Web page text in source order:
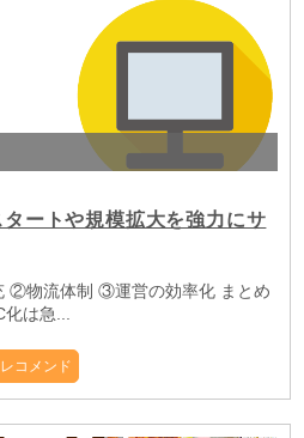
ートや規模拡大を強力にサ
②物流体制 ③運営の効率化 まとめ
は急...
レコメンド